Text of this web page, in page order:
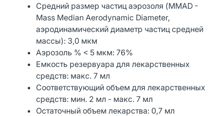
Средний размер частиц аэрозоля (MMAD -
Mass Median Aerodynamic Diameter,
аэродинамический диаметр частиц средней
массы): 3,0 мкм
Аэрозоль % < 5 мкм: 76%
Емкость резервуара для лекарственных
средств: макс. 7 мл
Соответствующий объем для лекарственных
средств: мин. 2 мл - макс. 7 мл
Остаточный объем лекарства: 0,7 мл